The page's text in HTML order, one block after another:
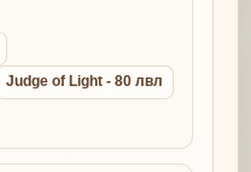
Judge of Light - 80 лвл